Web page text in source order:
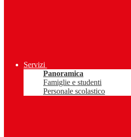
Servizi
Panoramica
Famiglie e studenti
Personale scolastico